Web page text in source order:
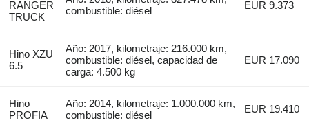
RANGER
TRUCK
combustible: diésel
EUR 9.373
Hino XZU
6.5
Año: 2017, kilometraje: 216.000 km,
combustible: diésel, capacidad de
carga: 4.500 kg
EUR 17.090
Hino
PROFIA
Año: 2014, kilometraje: 1.000.000 km,
combustible: diésel
EUR 19.410